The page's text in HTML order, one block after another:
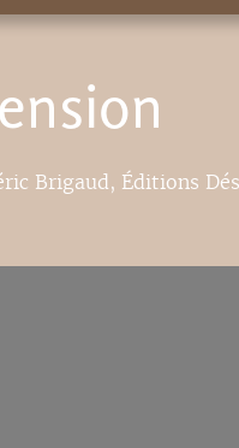
Brigaud, Éditions